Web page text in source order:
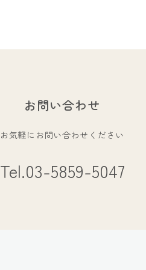
お問い合わせ
お気軽にお問い合わせください
Tel.03-5859-5047